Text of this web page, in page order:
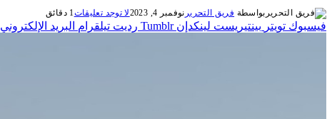
بواسطة فريق التحرير نوفمبر 4, 2023 لا توجد تعليقات1 دقائق
فيسبوك تويتر بينتيريست لينكدإن Tumblr رديت تيلقرام البريد الإلكتروني